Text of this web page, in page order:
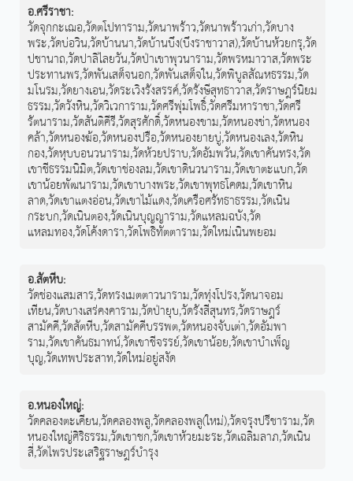
อ.ศรีราชา:
วัดจุกกะเฌอ,วัดตโปทาราม,วัดนาพร้าว,วัดนาพร้าวเก่า,วัดบาง
พระ,วัดบ่อวิน,วัดบ้านนา,วัดบ้านบึง(บึงราชาวาส),วัดบ้านห้วยกรุ,วัด
ปชานาถ,วัดปาลิไลยวัน,วัดป่าเขาพุวนาราม,วัดพรหมาวาส,วัดพระ
ประทานพร,วัดพันเสด็จนอก,วัดพันเสด็จใน,วัดพิบูลสัณหธรรม,วัด
มโนรม,วัดยางเอน,วัดระเวิงรังสรรค์,วัดรังษีสุทธาวาส,วัดราษฎร์นิยม
ธรรม,วัดวังหิน,วัดวิเวการาม,วัดศรีพุ่มโพธิ์,วัดศรีมหาราชา,วัดศรี
รัตนาราม,วัดสันติคีรี,วัดสุรศักดิ์,วัดหนองขาม,วัดหนองข่า,วัดหนอง
คล้า,วัดหนองฆ้อ,วัดหนองปรือ,วัดหนองยายบู่,วัดหนองเลง,วัดหิน
กอง,วัดหุบบอนวนาราม,วัดห้วยปราบ,วัดอัมพวัน,วัดเขาคันทรง,วัด
เขาชีธรรมนิมิต,วัดเขาช่องลม,วัดเขาดินวนาราม,วัดเขาตะแบก,วัด
เขาน้อยพัฒนาราม,วัดเขาบางพระ,วัดเขาพุทธโคดม,วัดเขาหิน
ลาด,วัดเขาแตงอ่อน,วัดเขาไม้แดง,วัดเครือศรัทธาธรรม,วัดเนิน
กระบก,วัดเนินตอง,วัดเนินบุญญาราม,วัดแหลมฉบัง,วัด
แหลมทอง,วัดโค้งดารา,วัดโพธิทัตตาราม,วัดใหม่เนินพยอม
อ.สัตหีบ:
วัดช่องแสมสาร,วัดทรงเมตตาวนาราม,วัดทุ่งโปรง,วัดนาจอม
เทียน,วัดบางเสร่คงคาราม,วัดป่ายุบ,วัดรังสีสุนทร,วัดราษฎร์
สามัคคี,วัดสัตหีบ,วัดสามัคคีบรรพต,วัดหนองจับเต่า,วัดอัมพา
ราม,วัดเขาคันธมาทน์,วัดเขาชีจรรย์,วัดเขาน้อย,วัดเขาบำเพ็ญ
บุญ,วัดเทพประสาท,วัดใหม่อยู่สงัด
อ.หนองใหญ่:
วัดคลองตะเคียน,วัดคลองพลู,วัดคลองพลู(ใหม่),วัดจรุงปรีชาราม,วัด
หนองใหญ่ศิริธรรม,วัดเขาชก,วัดเขาห้วยมะระ,วัดเฉลิมลาภ,วัดเนิน
สี่,วัดไพรประเสริฐราษฎร์บำรุง